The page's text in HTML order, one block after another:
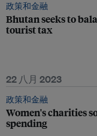
政策和金融
Bhutan seeks to
tourist tax
22 八月 2023
政策和金融
Women's charities
spending